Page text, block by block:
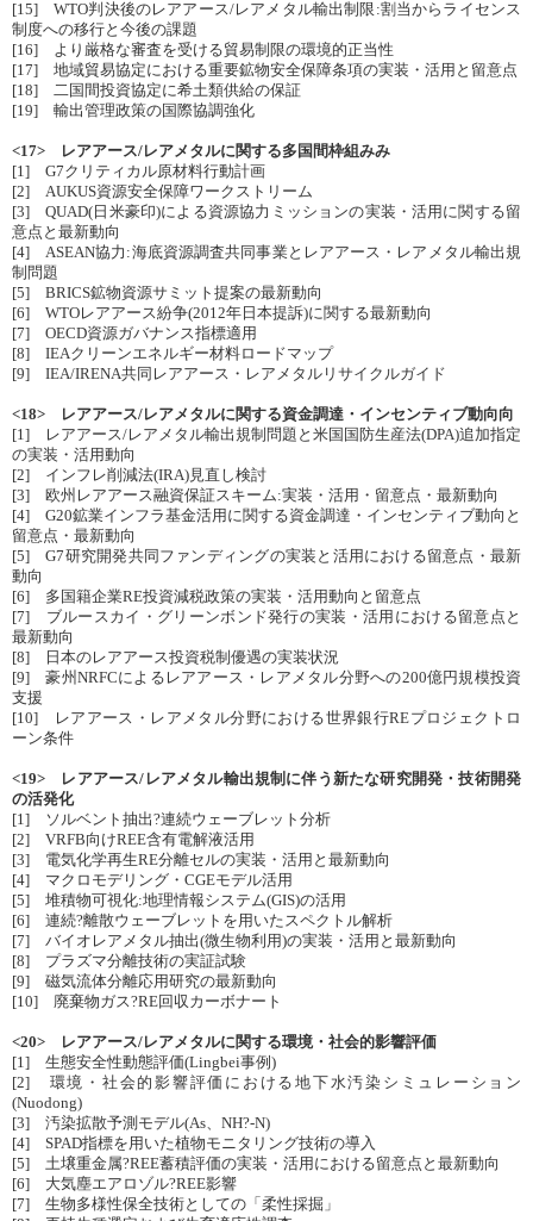
[15] WTO判決後のレアアース/レアメタル輸出制限:割当からライセンス
制度への移行と今後の課題
[16] より厳格な審査を受ける貿易制限の環境的正当性
[17] 地域貿易協定における重要鉱物安全保障条項の実装・活用と留意点
[18] 二国間投資協定に希土類供給の保証
[19] 輸出管理政策の国際協調強化
<17> レアアース/レアメタルに関する多国間枠組みみ
[1] G7クリティカル原材料行動計画
[2] AUKUS資源安全保障ワークストリーム
[3] QUAD(日米豪印)による資源協力ミッションの実装・活用に関する留
意点と最新動向
[4] ASEAN協力:海底資源調査共同事業とレアアース・レアメタル輸出規
制問題
[5] BRICS鉱物資源サミット提案の最新動向
[6] WTOレアアース紛争(2012年日本提訴)に関する最新動向
[7] OECD資源ガバナンス指標適用
[8] IEAクリーンエネルギー材料ロードマップ
[9] IEA/IRENA共同レアアース・レアメタルリサイクルガイド
<18> レアアース/レアメタルに関する資金調達・インセンティブ動向向
[1] レアアース/レアメタル輸出規制問題と米国国防生産法(DPA)追加指定
の実装・活用動向
[2] インフレ削減法(IRA)見直し検討
[3] 欧州レアアース融資保証スキーム:実装・活用・留意点・最新動向
[4] G20鉱業インフラ基金活用に関する資金調達・インセンティブ動向と
留意点・最新動向
[5] G7研究開発共同ファンディングの実装と活用における留意点・最新
動向
[6] 多国籍企業RE投資減税政策の実装・活用動向と留意点
[7] ブルースカイ・グリーンボンド発行の実装・活用における留意点と
最新動向
[8] 日本のレアアース投資税制優遇の実装状況
[9] 豪州NRFCによるレアアース・レアメタル分野への200億円規模投資
支援
[10] レアアース・レアメタル分野における世界銀行REプロジェクトロ
ーン条件
<19> レアアース/レアメタル輸出規制に伴う新たな研究開発・技術開発
の活発化
[1] ソルベント抽出?連続ウェーブレット分析
[2] VRFB向けREE含有電解液活用
[3] 電気化学再生RE分離セルの実装・活用と最新動向
[4] マクロモデリング・CGEモデル活用
[5] 堆積物可視化:地理情報システム(GIS)の活用
[6] 連続?離散ウェーブレットを用いたスペクトル解析
[7] バイオレアメタル抽出(微生物利用)の実装・活用と最新動向
[8] プラズマ分離技術の実証試験
[9] 磁気流体分離応用研究の最新動向
[10] 廃棄物ガス?RE回収カーボナート
<20> レアアース/レアメタルに関する環境・社会的影響評価
[1] 生態安全性動態評価(Lingbei事例)
[2] 環境・社会的影響評価における地下水汚染シミュレーション
(Nuodong)
[3] 汚染拡散予測モデル(As、NH?-N)
[4] SPAD指標を用いた植物モニタリング技術の導入
[5] 土壌重金属?REE蓄積評価の実装・活用における留意点と最新動向
[6] 大気塵エアロゾル?REE影響
[7] 生物多様性保全技術としての「柔性採掘」